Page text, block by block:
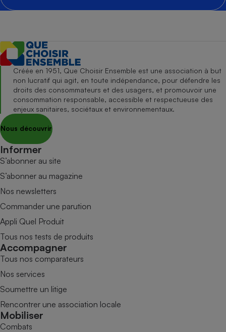
Créée en 1951, Que Choisir Ensemble est une association à but
non lucratif qui agit, en toute indépendance, pour défendre les
droits des consommateurs et des usagers, et promouvoir une
consommation responsable, accessible et respectueuse des
enjeux sanitaires, sociétaux et environnementaux.
Nous découvrir
Informer
S’abonner au site
S’abonner au magazine
Nos newsletters
Commander une parution
Appli Quel Produit
Tous nos tests de produits
Accompagner
Tous nos comparateurs
Nos services
Soumettre un litige
Rencontrer une association locale
Mobiliser
Combats